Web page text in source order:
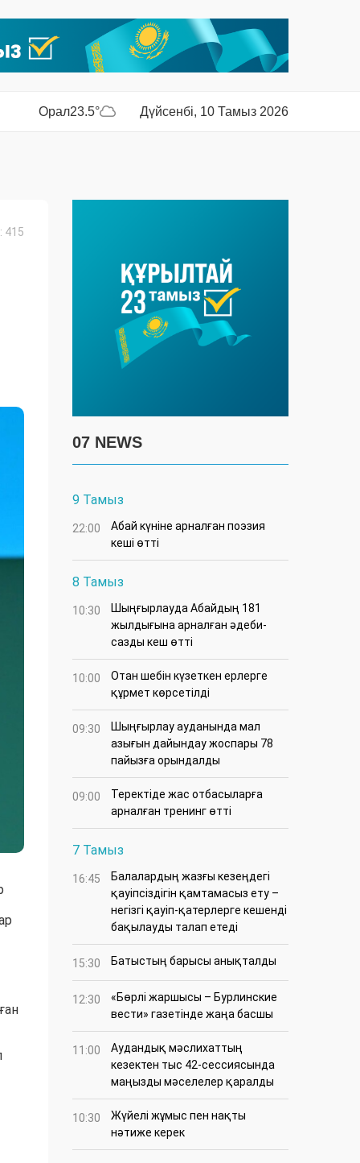
Орал23.5° Дүйсенбі, 10 Тамыз 2026
415
07 NEWS
9 Тамыз
22:00
Абай күніне арналған поэзия
кеші өтті
8 Тамыз
10:30
Шыңғырлауда Абайдың 181
жылдығына арналған әдеби-
сазды кеш өтті
10:00
Отан шебін күзеткен ерлерге
құрмет көрсетілді
09:30
​Шыңғырлау ауданында мал
азығын дайындау жоспары 78
пайызға орындалды
09:00
​Теректіде жас отбасыларға
арналған тренинг өтті
7 Тамыз
16:45
Балалардың жазғы кезеңдегі
қауіпсіздігін қамтамасыз ету –
негізгі қауіп-қатерлерге кешенді
бақылауды талап етеді
15:30 Батыстың барысы анықталды
12:30
«Бөрлі жаршысы – Бурлинские
вести» газетінде жаңа басшы
11:00
Аудандық мәслихаттың
кезектен тыс 42-сессиясында
маңызды мәселелер қаралды
10:30
Жүйелі жұмыс пен нақты
нәтиже керек